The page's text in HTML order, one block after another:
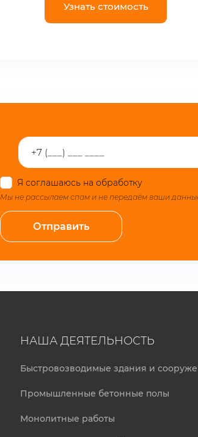
Узнать стоимость
Я соглашаюсь на обработку
Мы не рассылаем спам и не передаём ваши
НАША ДЕЯТЕЛЬНОСТЬ
Быстровозводимые здания и
Промышленные бетонные полы
Монолитные работы